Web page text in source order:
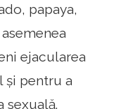
papaya,
ejacularea
și pentru a
sexuală.